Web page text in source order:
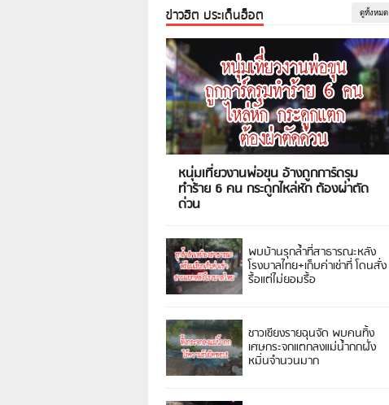
ข่าวฮิต ประเด็นฮ็อต ดูทั้งหมด
หนุ่มเที่ยวงานพ่อขุน อ้างถูกการ์ดรุม
ทำร้าย 6 คน กระดูกไหล่หัก ต้องผ่าตัด
ด่วน
พบบ้านรุกล้ำที่สาธารณะหลัง
โรงบาลไทย+เก็บค่าเช่าที่ โดนสั่ง
รื้อแต่ไม่ยอมรื้อ
ชาวเชียงรายฉุนจัด พบคนทิ้ง
เศษกระจกแตกลงแม่น้ำกกฝั่ง
หมิ่นจำนวนมาก